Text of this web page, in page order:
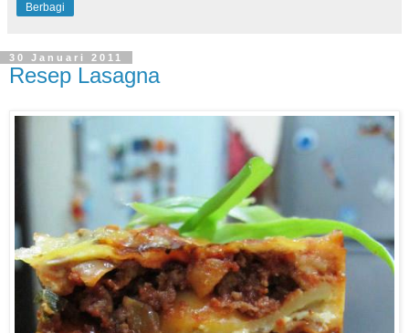
Berbagi
30 Januari 2011
Resep Lasagna